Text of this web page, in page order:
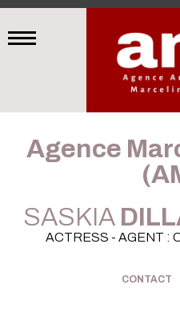
Agence
SASKIA
ACTRESS - AGENT :
CONTACT